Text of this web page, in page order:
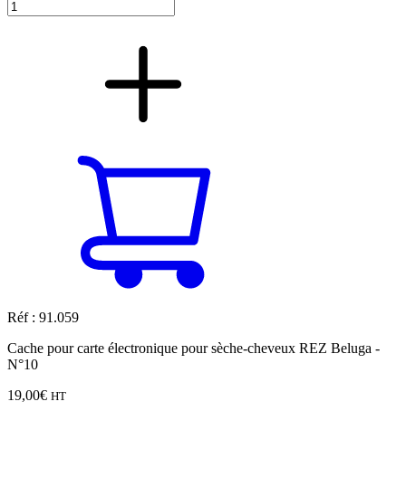
Réf : 91.059
Cache pour carte électronique pour sèche-cheveux REZ Beluga -
N°10
19,00€ HT